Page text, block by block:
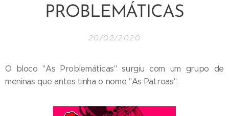
PROBLEMÁTICAS
20/02/2020
O bloco "As Problemáticas" surgiu com um grupo de
meninas que antes tinha o nome "As Patroas".